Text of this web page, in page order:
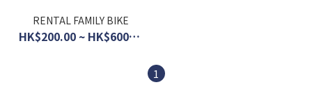
RENTAL FAMILY BIKE
HK$200.00 ~ HK$600.00
1